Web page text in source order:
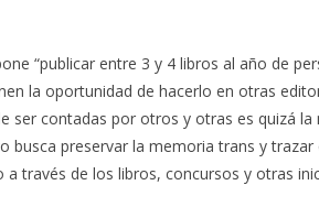
“publicar entre 3 y 4 libros al año de
la oportunidad de hacerlo en otras
ser contadas por otros y otras es quizá
busca preservar la memoria trans y
través de los libros, concursos y otras